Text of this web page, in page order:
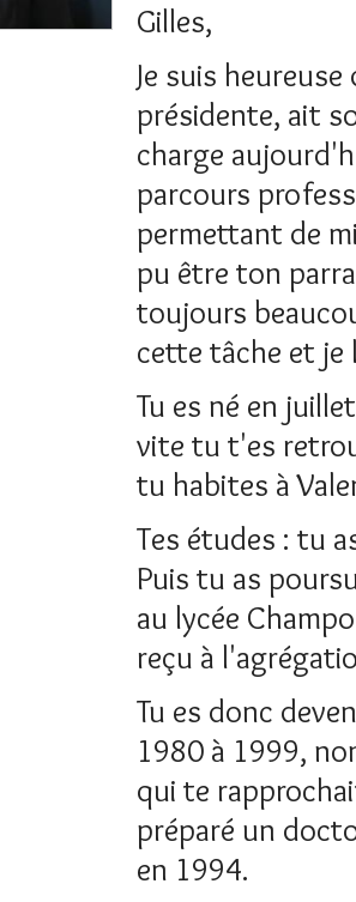
Gilles,
Je suis
présidente, ait
charge
parcours
permettant de
pu être ton
toujours
cette tâche et je
Tu es né en
vite tu t'es
tu habites à
Tes études : tu
Puis tu as
au lycée
reçu à
Tu es donc
1980 à 1999,
qui te
préparé un
en 1994.